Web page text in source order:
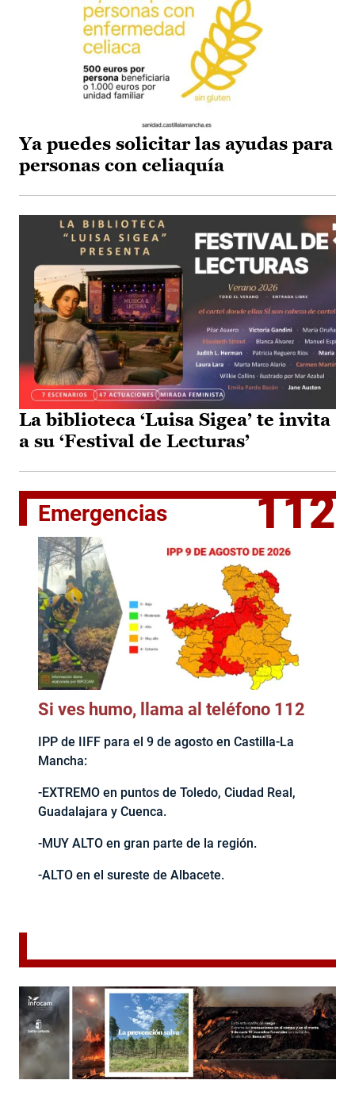
Ya puedes solicitar las ayudas para
personas con celiaquía
La biblioteca ‘Luisa Sigea’ te invita
a su ‘Festival de Lecturas’
Emergencias 112
Si ves humo, llama al teléfono 112
IPP de IIFF para el 9 de agosto en Castilla-La
Mancha:
-EXTREMO en puntos de Toledo, Ciudad Real,
Guadalajara y Cuenca.
-MUY ALTO en gran parte de la región.
-ALTO en el sureste de Albacete.